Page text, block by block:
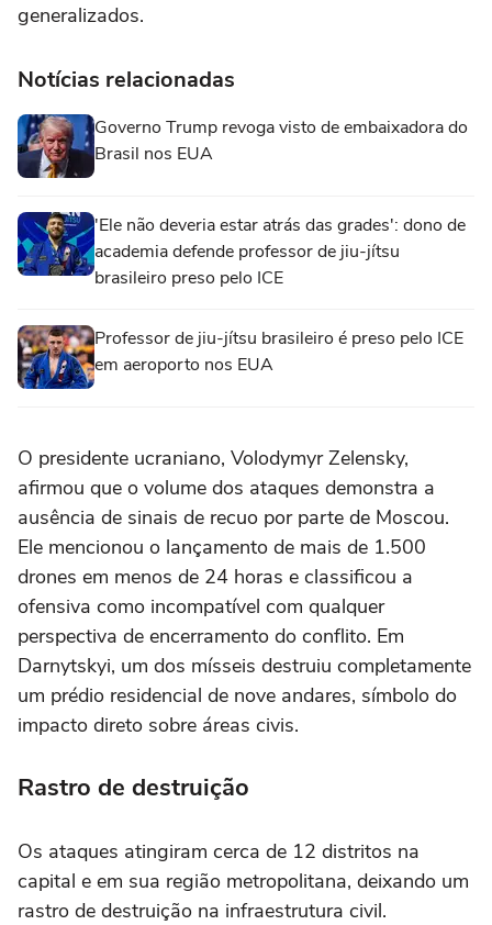
generalizados.
Notícias relacionadas
Governo Trump revoga visto de embaixadora do
Brasil nos EUA
'Ele não deveria estar atrás das grades': dono de
academia defende professor de jiu-jítsu
brasileiro preso pelo ICE
Professor de jiu-jítsu brasileiro é preso pelo ICE
em aeroporto nos EUA
O presidente ucraniano, Volodymyr Zelensky,
afirmou que o volume dos ataques demonstra a
ausência de sinais de recuo por parte de Moscou.
Ele mencionou o lançamento de mais de 1.500
drones em menos de 24 horas e classificou a
ofensiva como incompatível com qualquer
perspectiva de encerramento do conflito. Em
Darnytskyi, um dos mísseis destruiu completamente
um prédio residencial de nove andares, símbolo do
impacto direto sobre áreas civis.
Rastro de destruição
Os ataques atingiram cerca de 12 distritos na
capital e em sua região metropolitana, deixando um
rastro de destruição na infraestrutura civil.